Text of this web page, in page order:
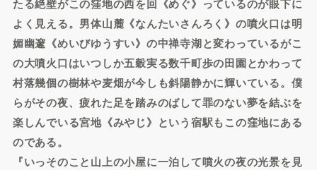
たる絶壁がこの窪地の西を回《めぐ》っているのが眼下に
よく見える。男体山麓《なんたいさんろく》の噴火口は明
媚幽邃《めいびゆうすい》の中禅寺湖と変わっているがこ
の大噴火口はいつしか五穀実る数千町歩の田園とかわって
村落幾個の樹林や麦畑が今しも斜陽静かに輝いている。僕
らがその夜、疲れた足を踏みのばして罪のない夢を結ぶを
楽しんでいる宮地《みやじ》という宿駅もこの窪地にある
のである。
『いっそのこと山上の小屋に一泊して噴火の夜の光景を見